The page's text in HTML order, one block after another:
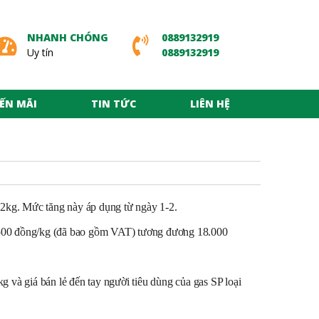
NHANH CHÓNG
Uy tín
0889132919
0889132919
MÃI TIN TỨC LIÊN HỆ
Mức tăng này áp dụng từ ngày 1-2.
đồng/kg (đã bao gồm VAT) tương đương 18.000
giá bán lẻ đến tay người tiêu dùng của gas SP loại